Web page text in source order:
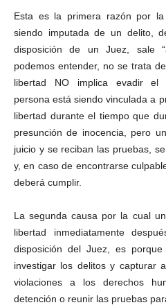
Esta es la primera razón por
siendo imputada de un delito,
disposición de un Juez, sale
podemos entender, no se trata
libertad NO implica evadir el
persona está siendo vinculada a
libertad durante el tiempo que
presunción de inocencia, pero
juicio y se reciban las pruebas,
y, en caso de encontrarse
deberá cumplir.
La segunda causa por la cual
libertad inmediatamente
disposición del Juez, es
investigar los delitos y capturar
violaciones a los derechos
detención o reunir las pruebas